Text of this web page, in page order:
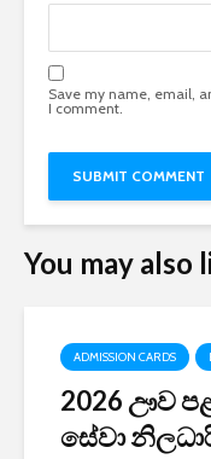
Save my name, email,
I comment.
You may also
ADMISSION CARDS
2026 ඌව
සේවා